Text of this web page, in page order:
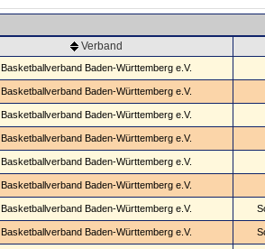
Verband
Basketballverband Baden-Württemberg e.V.
Basketballverband Baden-Württemberg e.V.
Basketballverband Baden-Württemberg e.V.
Basketballverband Baden-Württemberg e.V.
Basketballverband Baden-Württemberg e.V.
Basketballverband Baden-Württemberg e.V.
Basketballverband Baden-Württemberg e.V.
Basketballverband Baden-Württemberg e.V.